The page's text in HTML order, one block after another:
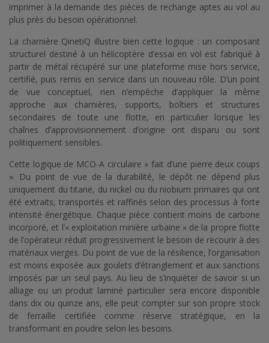
imprimer à la demande des pièces de rechange aptes au vol au
plus près du besoin opérationnel.
La charnière QinetiQ illustre bien cette logique : un composant
structurel destiné à un hélicoptère d’essai en vol est fabriqué à
partir de métal récupéré sur une plateforme mise hors service,
certifié, puis remis en service dans un nouveau rôle. D’un point
de vue conceptuel, rien n’empêche d’appliquer la même
approche aux charnières, supports, boîtiers et structures
secondaires de toute une flotte, en particulier lorsque les
chaînes d’approvisionnement d’origine ont disparu ou sont
politiquement sensibles.
Cette logique de MCO-A circulaire « fait d’une pierre deux coups
». Du point de vue de la durabilité, le dépôt ne dépend plus
uniquement du titane, du nickel ou du niobium primaires qui ont
été extraits, transportés et raffinés selon des processus à forte
intensité énergétique. Chaque pièce contient moins de carbone
incorporé, et l’« exploitation minière urbaine » de la propre flotte
de l’opérateur réduit progressivement le besoin de recourir à des
matériaux vierges. Du point de vue de la résilience, l’organisation
est moins exposée aux goulets d’étranglement et aux sanctions
imposés par un seul pays. Au lieu de s’inquiéter de savoir si un
alliage ou un produit laminé particulier sera encore disponible
dans dix ou quinze ans, elle peut compter sur son propre stock
de ferraille certifiée comme réserve stratégique, en la
transformant en poudre selon les besoins.